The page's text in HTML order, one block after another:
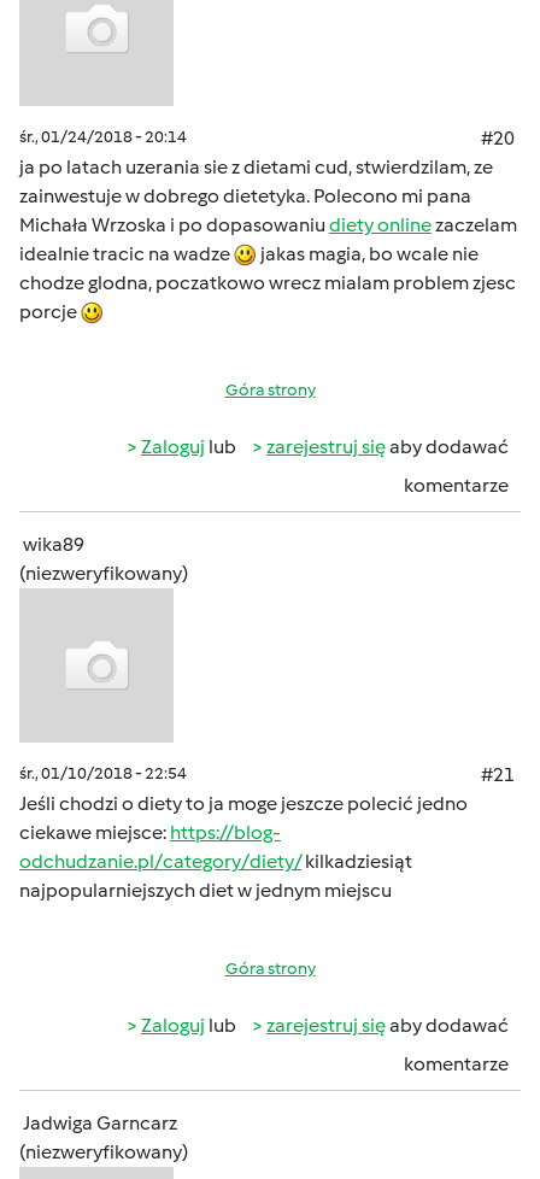
śr., 01/24/2018 - 20:14
#20
ja po latach uzerania sie z dietami cud, stwierdzilam, ze
zainwestuje w dobrego dietetyka. Polecono mi pana
Michała Wrzoska i po dopasowaniu diety onlinezaczelam
idealnie tracic na wadze
jakas magia, bo wcale nie
chodze glodna, poczatkowo wrecz mialam problem zjesc
porcje
Góra strony
Zaloguj lub zarejestruj sięaby dodawać
komentarze
wika89
(niezweryfikowany)
śr., 01/10/2018 - 22:54
#21
Jeśli chodzi o diety to ja moge jeszcze polecić jedno
ciekawe miejsce: https://blog-
odchudzanie.pl/category/diety/kilkadziesiąt
najpopularniejszych diet w jednym miejscu
Góra strony
Zaloguj lub zarejestruj sięaby dodawać
komentarze
Jadwiga Garncarz
(niezweryfikowany)